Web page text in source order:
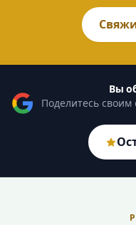
Вы
Поделитесь